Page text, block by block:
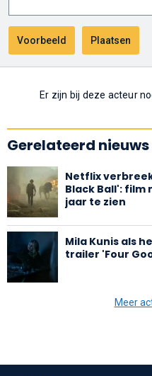
Er zijn bij deze acteur
Gerelateerd nieuws
Netflix
Black Ball': film
jaar te zien
Mila Kunis als
trailer 'Four
Meer